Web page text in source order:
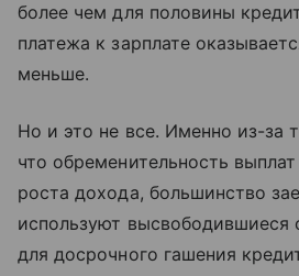
более чем для половины
платежа к зарплате
меньше.
Но и это не все. Именно из-за
что обременительность
роста дохода, большинство
используют высвободившиеся
для досрочного гашения